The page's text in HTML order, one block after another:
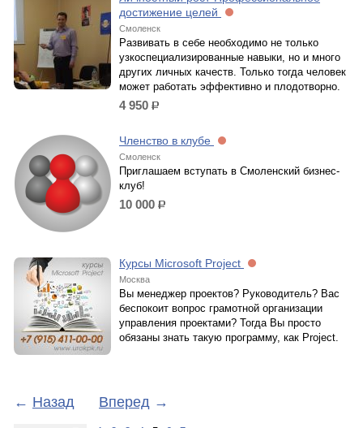
достижение целей
Смоленск
Развивать в себе необходимо не только
узкоспециализированные навыки, но и много
других личных качеств. Только тогда человек
может работать эффективно и плодотворно.
4 950 р.
Членство в клубе
Смоленск
Приглашаем вступать в Смоленский бизнес-
клуб!
10 000 р.
Курсы Microsoft Project
Москва
Вы менеджер проектов? Руководитель? Вас
беспокоит вопрос грамотной организации
управления проектами? Тогда Вы просто
обязаны знать такую программу, как Project.
← Назад Вперед →